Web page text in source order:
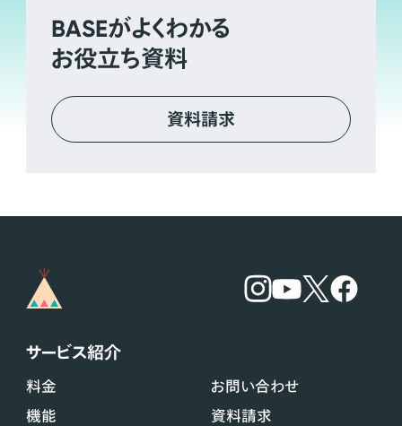
BASEがよくわかる
お役立ち資料
資料請求
サービス紹介
料金
機能
お問い合わせ
資料請求